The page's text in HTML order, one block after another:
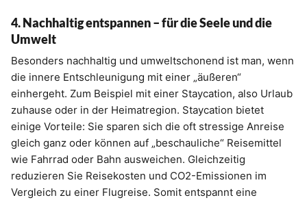
4. Nachhaltig entspannen – für die Seele und die
Umwelt
Besonders nachhaltig und umweltschonend ist man, wenn
die innere Entschleunigung mit einer „äußeren“
einhergeht. Zum Beispiel mit einer Staycation, also Urlaub
zuhause oder in der Heimatregion. Staycation bietet
einige Vorteile: Sie sparen sich die oft stressige Anreise
gleich ganz oder können auf „beschauliche“ Reisemittel
wie Fahrrad oder Bahn ausweichen. Gleichzeitig
reduzieren Sie Reisekosten und CO2-Emissionen im
Vergleich zu einer Flugreise. Somit entspannt eine